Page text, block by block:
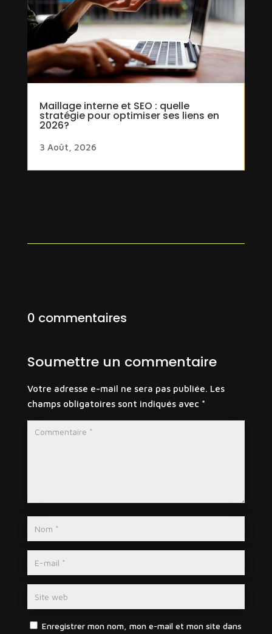
Maillage interne et SEO : quelle
stratégie pour optimiser ses liens en
2026?
3 Août, 2026
0 commentaires
Soumettre un commentaire
Votre adresse e-mail ne sera pas publiée. Les
champs obligatoires sont indiqués avec *
Enregistrer mon nom, mon e-mail et mon site dans